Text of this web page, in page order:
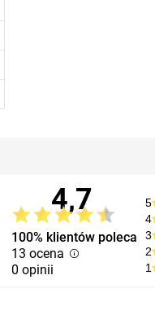
4,7
100% klientów poleca
13 ocena
0 opinii
5
4
3
2
1